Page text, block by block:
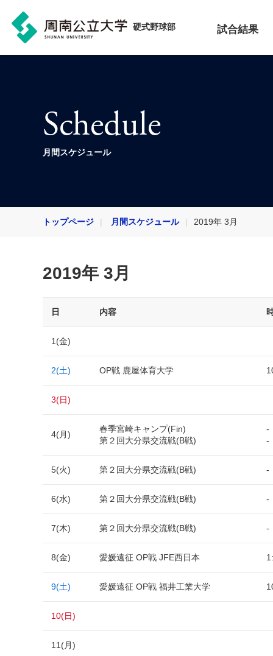
硬式野球部 試合結果
Schedule
月間スケジュール
トップページ 月間スケジュール 2019年 3月
2019年 3月
日 内容
1(金)
2(土) OP戦 鹿屋体育大学
3(日)
4(月)
春季宮崎キャンプ(Fin)
第２回大分県交流戦(B戦)
-
-
5(火) 第２回大分県交流戦(B戦) -
6(水) 第２回大分県交流戦(B戦) -
7(木) 第２回大分県交流戦(B戦) -
8(金) 愛媛遠征 OP戦 JFE西日本
9(土) 愛媛遠征 OP戦 福井工業大学
10(日)
11(月)